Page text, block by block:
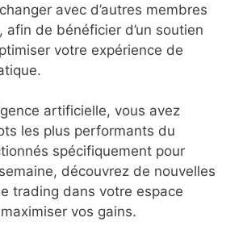
avec d’autres membres
afin de bénéficier d’un soutien
votre expérience de
artificielle, vous avez
les plus performants du
spécifiquement pour
découvrez de nouvelles
trading dans votre espace
vos gains.